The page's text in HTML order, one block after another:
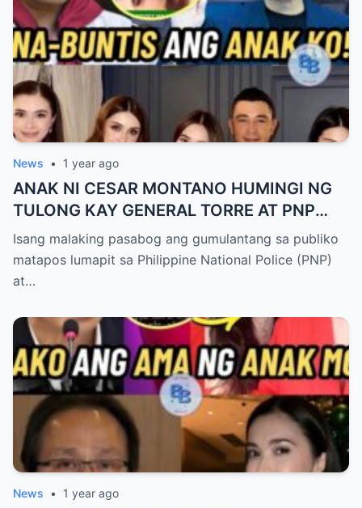
News • 1 year ago
ANAK NI CESAR MONTANO HUMINGI NG
TULONG KAY GENERAL TORRE AT PNP
UPANG ARESTUHIN SI ATONG ANG!
Isang malaking pasabog ang gumulantang sa publiko
matapos lumapit sa Philippine National Police (PNP)
at…
News • 1 year ago